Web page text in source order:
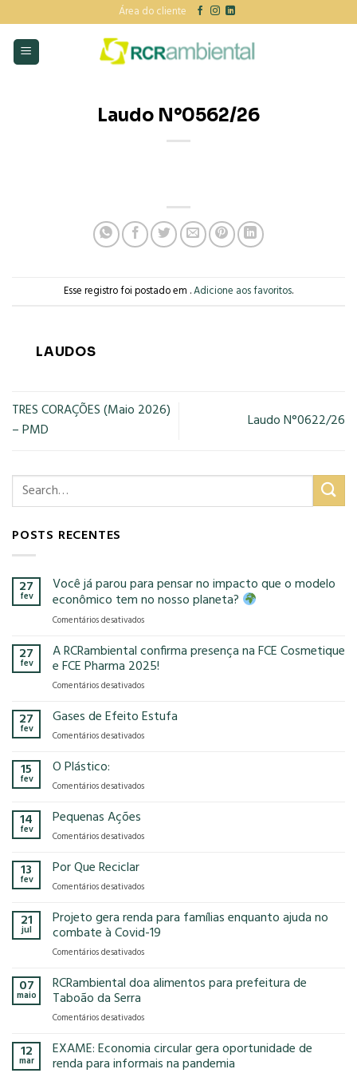
to
content
Área do cliente
Laudo N°0562/26
Esse registro foi postado em .Adicione aos favoritos.
LAUDOS
TRES CORAÇÕES (Maio 2026)
– PMD
Laudo N°0622/26
POSTS RECENTES
27
fev
Você já parou para pensar no impacto que o modelo
econômico tem no nosso planeta?
Comentários desativadosem
já
parou
para
pensar
impacto
o
tem
27
fev
A RCRambiental confirma presença na FCE Cosmetique
e FCE Pharma 2025!
Comentários desativadosem
RCRambiental
presença
e
2025!
27
fev
Gases de Efeito Estufa
Comentários desativadosem
Estufa
15
fev
O Plástico:
Comentários desativadosem
14
fev
Pequenas Ações
Comentários desativadosem
13
fev
Por Que Reciclar
Comentários desativadosem
Que
Reciclar
21
jul
Projeto gera renda para famílias enquanto ajuda no
combate à Covid-19
Comentários desativadosem
gera
famílias
ajuda
no
07
maio
RCRambiental doa alimentos para prefeitura de
Taboão da Serra
Comentários desativadosem
doa
alimentos
12
mar
EXAME: Economia circular gera oportunidade de
renda para informais na pandemia